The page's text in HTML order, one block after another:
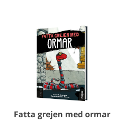
Fatta grejen med ormar